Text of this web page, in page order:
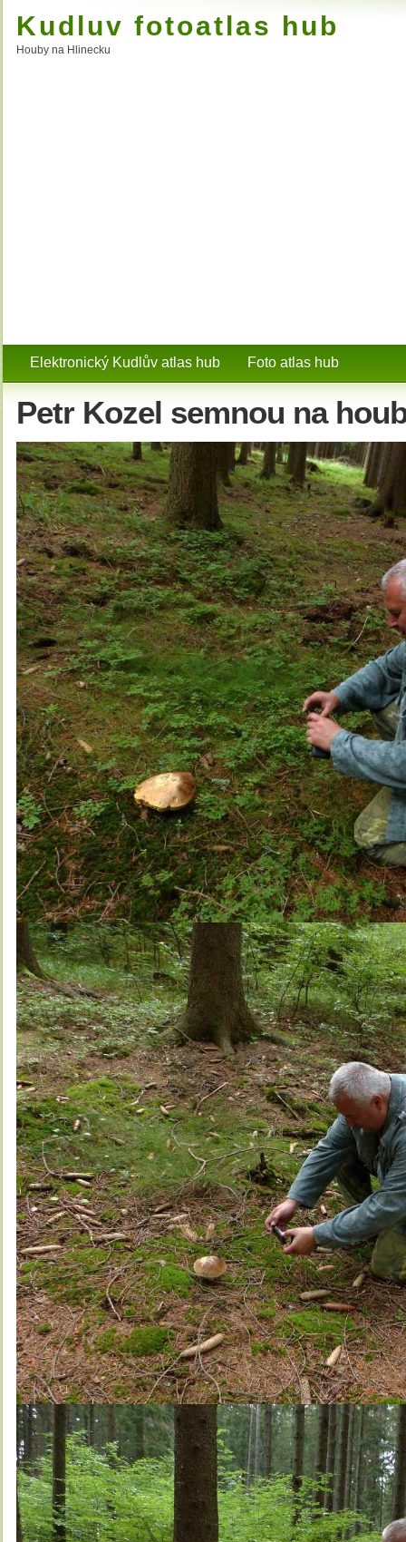
Kudluv fotoatlas hub
Houby na Hlinecku
Elektronický Kudlův atlas hub Foto atlas hub
Petr Kozel semnou na